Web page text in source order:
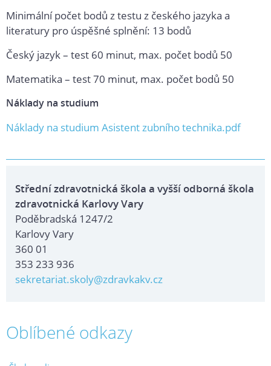
Minimální počet bodů z testu z českého jazyka a
literatury pro úspěšné splnění: 13 bodů
Český jazyk – test 60 minut, max. počet bodů 50
Matematika – test 70 minut, max. počet bodů 50
Náklady na studium
Náklady na studium Asistent zubního technika.pdf
Střední zdravotnická škola a vyšší odborná škola
zdravotnická Karlovy Vary
Poděbradská 1247/2
Karlovy Vary
360 01
353 233 936
sekretariat.skoly@zdravkakv.cz
Oblíbené odkazy